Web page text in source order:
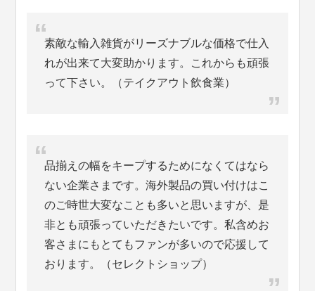
素敵な輸入雑貨がリーズナブルな価格で仕入
れが出来て大変助かります。これからも頑張
って下さい。（テイクアウト飲食業）
品揃えの幅をキープするためになくてはなら
ない企業さまです。海外製品の買い付けはこ
のご時世大変なことも多いと思いますが、是
非とも頑張っていただきたいです。私含めお
客さまにもとてもファンが多いので応援して
おります。（セレクトショップ）